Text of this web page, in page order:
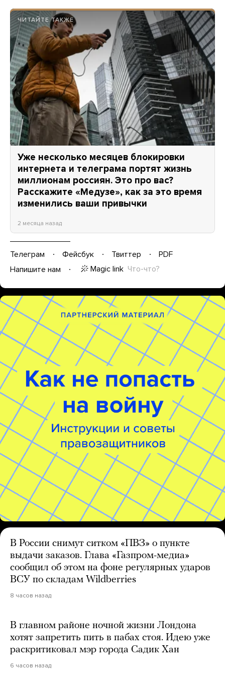
ЧИТАЙТЕ ТАКЖЕ
Уже несколько месяцев блокировки
интернета и телеграма портят жизнь
миллионам россиян. Это про вас?
Расскажите «Медузе», как за это время
изменились ваши привычки
2 месяца назад
Телеграм Фейсбук Твиттер
PDF
Напишите нам
Magic link Что-что?
В России снимут ситком «ПВЗ» о пункте
выдачи заказов. Глава «Газпром-медиа»
сообщил об этом на фоне регулярных ударов
ВСУ по складам Wildberries
8 часов назад
В главном районе ночной жизни Лондона
хотят запретить пить в пабах стоя. Идею уже
раскритиковал мэр города Садик Хан
6 часов назад